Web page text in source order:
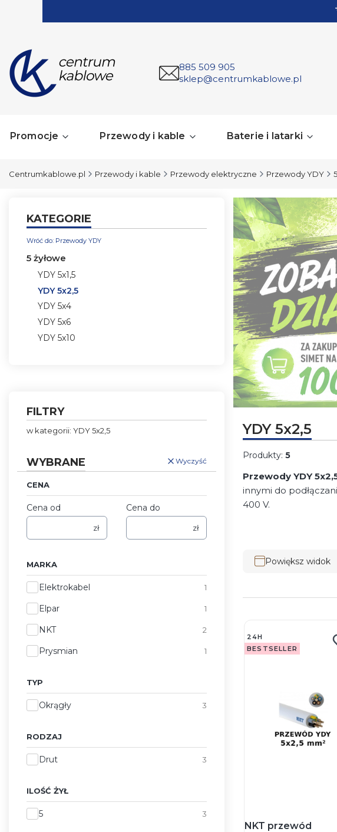
885 509 905
sklep@centrumkablowe.pl
Promocje Przewody i kable Baterie i latarki
Centrumkablowe.pl Przewody i kable Przewody elektryczne Przewody YDY
KATEGORIE
Wróć do: Przewody YDY
5 żyłowe
YDY 5x1,5
YDY 5x2,5
YDY 5x4
YDY 5x6
YDY 5x10
FILTRY
w kategorii: YDY 5x2,5
WYBRANE Wyczyść
CENA
Cena od
zł
Cena do
zł
MARKA
MarkaElektrokabel 1
Elpar 1
NKT 2
Prysmian 1
TYP
TypOkrągły 3
RODZAJ
Rodzaj
Drut 3
ILOŚĆ ŻYŁ
Ilość żył
5 3
YDY 5x2,5
Produkty: 5
Przewody YDY
innymi do
400 V.
Powiększ widok
24H
BESTSELLER
NKT przewód